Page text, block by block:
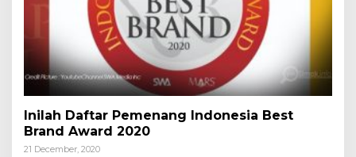
Inilah Daftar Pemenang Indonesia Best
Brand Award 2020
21 December, 2020